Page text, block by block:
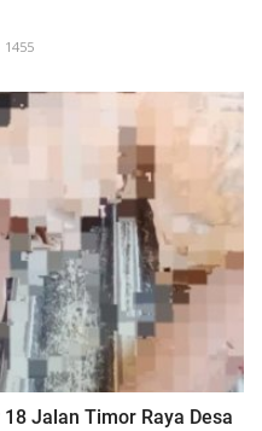
1455
Jalan Timor Raya Desa